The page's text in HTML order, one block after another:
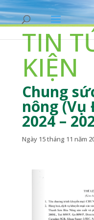
TIN
KIỆN
Chung
nông (Vụ
2024 –
Ngày 15 tháng 11 năm